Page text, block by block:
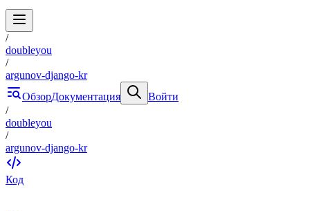
/
doubleyou
/
argunov-django-kr
ОбзорДокументация
Войти
/
doubleyou
/
argunov-django-kr
Код